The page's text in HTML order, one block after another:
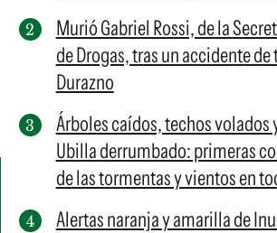
Murió Gabriel Rossi, de la
de Drogas, tras un accidente
Durazno
Árboles caídos, techos volados
Ubilla derrumbado: primeras
de las tormentas y vientos en
Alertas naranja y amarilla de